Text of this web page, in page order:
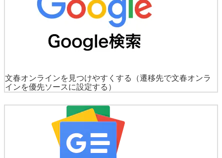
文春オンラインを見つけやすくする
（遷移先で文春オンラ
インを優先ソースに設定する）